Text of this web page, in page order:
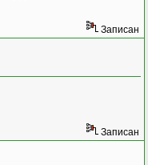
Записан
Записан